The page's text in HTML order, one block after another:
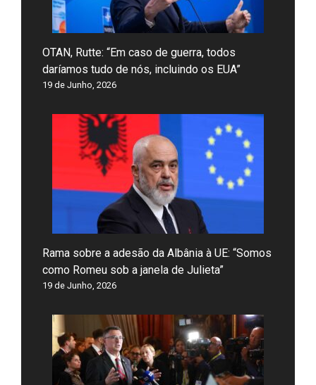
OTAN, Rutte: “Em caso de guerra, todos
daríamos tudo de nós, incluindo os EUA”
19 de Junho, 2026
Rama sobre a adesão da Albânia à UE: “Somos
como Romeu sob a janela de Julieta”
19 de Junho, 2026